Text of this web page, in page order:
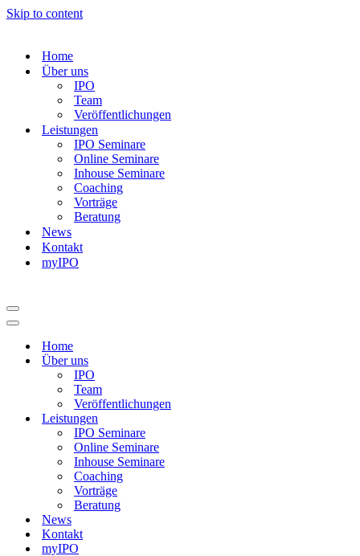
Skip to content
Home
Über uns
IPO
Team
Veröffentlichungen
Leistungen
IPO Seminare
Online Seminare
Inhouse Seminare
Coaching
Vorträge
Beratung
News
Kontakt
myIPO
Navigation
Menu
Navigation
Home
Über uns
IPO
Team
Veröffentlichungen
Leistungen
IPO Seminare
Online Seminare
Inhouse Seminare
Coaching
Vorträge
Beratung
News
Kontakt
myIPO